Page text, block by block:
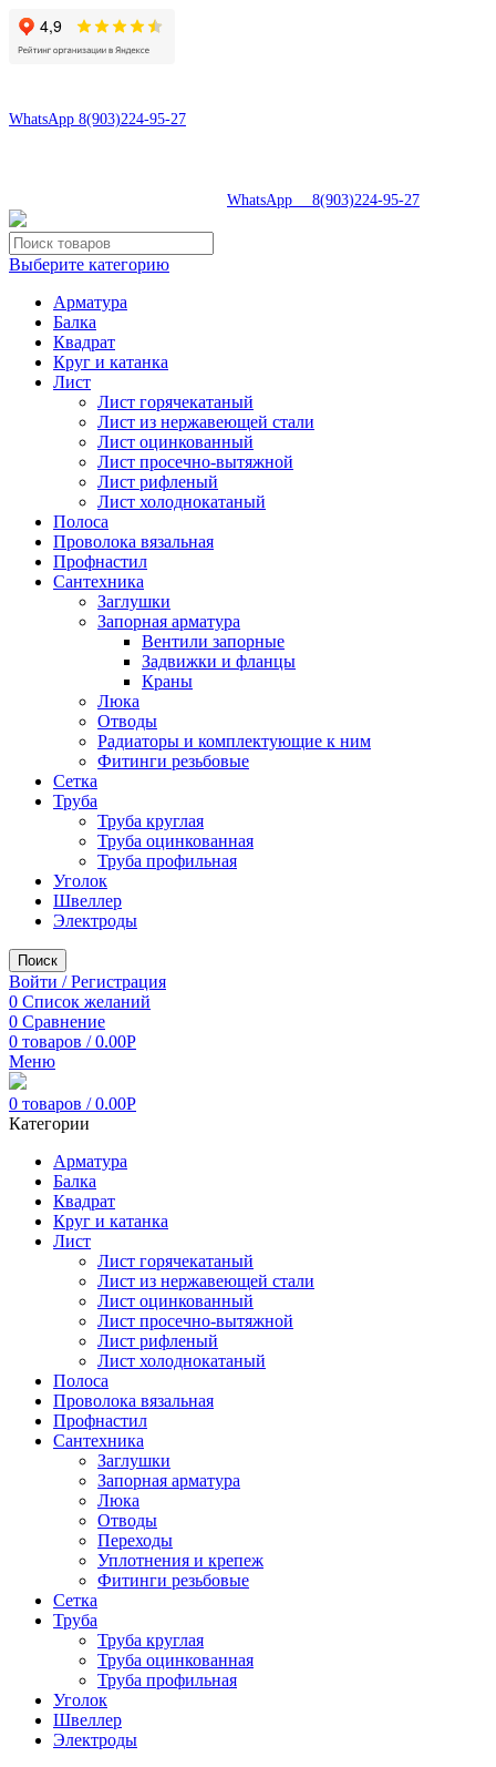
WhatsApp 8(903)224-95-27
WhatsApp 8(903)224-95-27
Выберите категорию
Арматура
Балка
Квадрат
Круг и катанка
Лист
Лист горячекатаный
Лист из нержавеющей стали
Лист оцинкованный
Лист просечно-вытяжной
Лист рифленый
Лист холоднокатаный
Полоса
Проволока вязальная
Профнастил
Сантехника
Заглушки
Запорная арматура
Вентили запорные
Задвижки и фланцы
Краны
Люка
Отводы
Радиаторы и комплектующие к ним
Фитинги резьбовые
Сетка
Труба
Труба круглая
Труба оцинкованная
Труба профильная
Уголок
Швеллер
Электроды
Поиск
Войти / Регистрация
0 Список желаний
0 Сравнение
0 товаров / 0.00Р
Меню
0 товаров / 0.00Р
Категории
Арматура
Балка
Квадрат
Круг и катанка
Лист
Лист горячекатаный
Лист из нержавеющей стали
Лист оцинкованный
Лист просечно-вытяжной
Лист рифленый
Лист холоднокатаный
Полоса
Проволока вязальная
Профнастил
Сантехника
Заглушки
Запорная арматура
Люка
Отводы
Переходы
Уплотнения и крепеж
Фитинги резьбовые
Сетка
Труба
Труба круглая
Труба оцинкованная
Труба профильная
Уголок
Швеллер
Электроды